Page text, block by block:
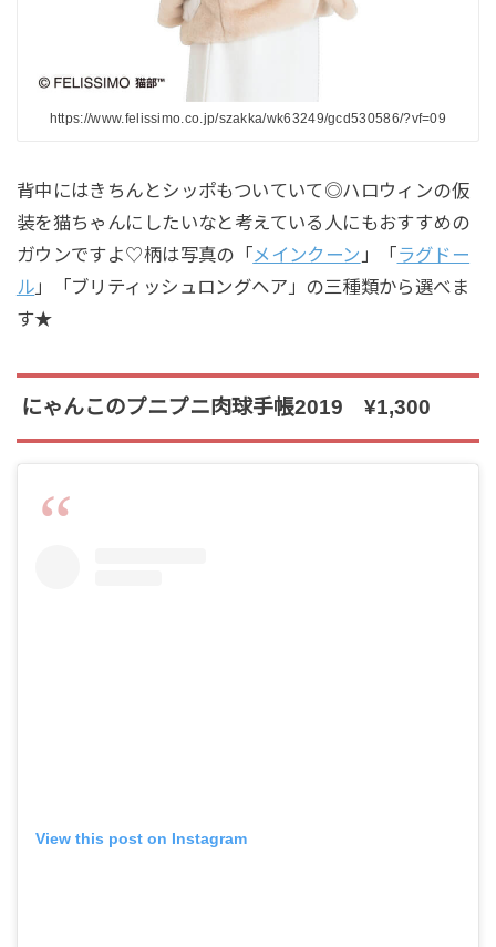
https://www.felissimo.co.jp/szakka/wk63249/gcd530586/?vf=09
背中にはきちんとシッポもついていて◎ハロウィンの仮
装を猫ちゃんにしたいなと考えている人にもおすすめの
ガウンですよ♡柄は写真の「メインクーン 」「ラグドー
ル 」「ブリティッシュロングヘア」の三種類から選べま
す★
にゃんこのプニプニ肉球手帳2019 ¥1,300
View this post on Instagram